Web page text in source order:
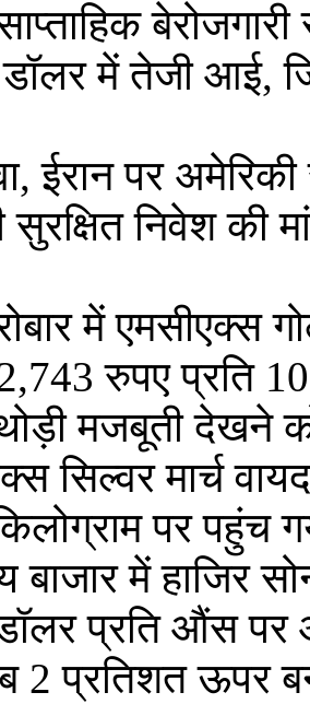
में तेजी आई,
ईरान पर
निवेश की
में एमसीएक्स
रुपए प्रति
मजबूती देखने
सिल्वर मार्च
पर पहुंच
बाजार में हाजिर
प्रति औंस पर
2 प्रतिशत ऊपर